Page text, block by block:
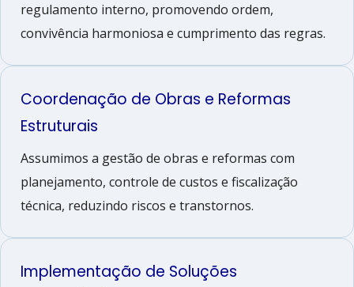
regulamento interno, promovendo ordem,
convivência harmoniosa e cumprimento das regras.
Coordenação de Obras e Reformas
Estruturais
Assumimos a gestão de obras e reformas com
planejamento, controle de custos e fiscalização
técnica, reduzindo riscos e transtornos.
Implementação de Soluções